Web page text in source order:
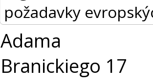
požadavky
Adama
Branickiego 17